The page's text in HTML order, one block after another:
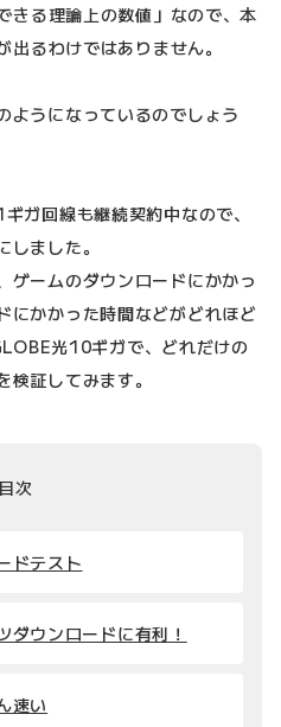
る理論上の数値」なので、本
るわけではありません。
ようになっているのでしょう
ガ回線も継続契約中なので、
ました。
ゲームのダウンロードにかかっ
にかかった時間などがどれほど
光10ギガで、どれだけの
証してみます。
目次
ドテスト
ダウンロードに有利！
速い